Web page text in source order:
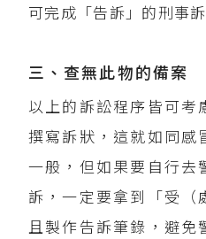
可完成「告訴」的刑事
三、查無此物的備案
以上的訴訟程序皆可考
撰寫訴狀，這就如同感
一般，但如果要自行去
訴，一定要拿到「受（
且製作告訴筆錄，避免